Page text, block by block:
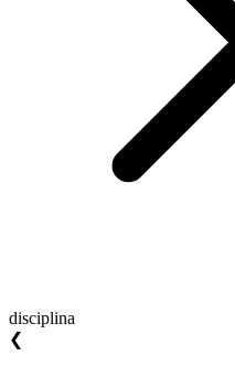
disciplina
❮